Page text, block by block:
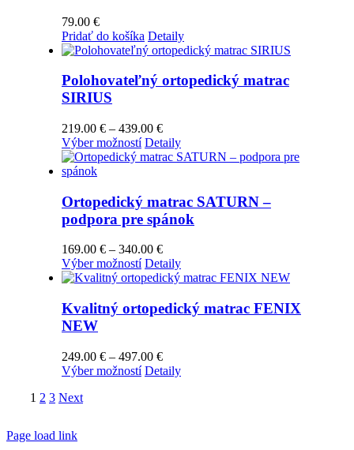
79.00 €
Pridať do košíka Detaily
Polohovateľný ortopedický matrac
SIRIUS
219.00 € – 439.00 €Price
range:
219.00 €
Výber možností Tento
produkt
variantov.
Možnosti
si
vybrať
na
stránke
Detaily
Ortopedický matrac SATURN –
podpora pre spánok
169.00 € – 340.00 €Price
range:
169.00 €
340.00 €
Výber možností Tento
produkt
viacero
variantov.
môžete
vybrať
Detaily
Kvalitný ortopedický matrac FENIX
NEW
249.00 € – 497.00 €Price
range:
Výber možností Tento
Detaily
1 2 3 Next
Page load link